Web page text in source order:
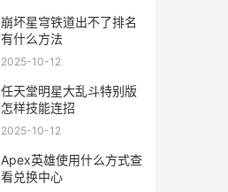
崩坏星穹铁道出不了排名
有什么方法
2025-10-12
任天堂明星大乱斗特别版
怎样技能连招
2025-10-12
Apex英雄使用什么方式查
看兑换中心